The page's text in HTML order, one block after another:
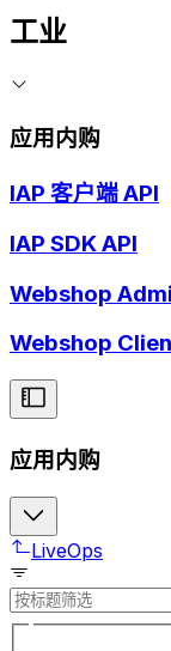
工业
应用内购
IAP 客户端 API
IAP SDK API
Webshop
Webshop
应用内购
LiveOps